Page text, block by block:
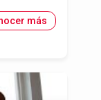
más